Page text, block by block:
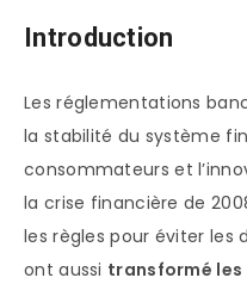
Introduction
Les réglementations
la stabilité du système
consommateurs et
la crise financière de
les règles pour éviter les
ont aussi transformé les